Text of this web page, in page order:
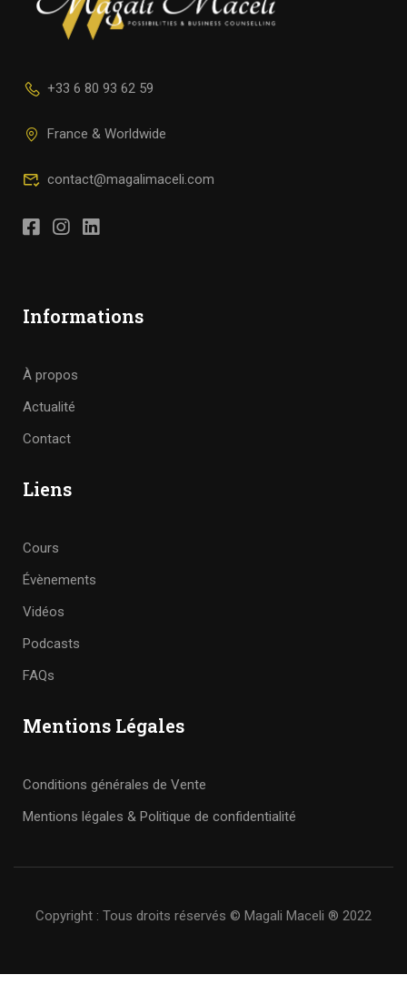
+33 6 80 93 62 59
France & Worldwide
contact@magalimaceli.com
Informations
À propos
Actualité
Contact
Liens
Cours
Évènements
Vidéos
Podcasts
FAQs
Mentions Légales
Conditions générales de Vente
Mentions légales & Politique de confidentialité
Copyright : Tous droits réservés © Magali Maceli ® 2022